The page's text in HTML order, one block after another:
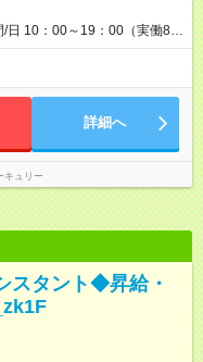
日 10：00～19：00（実働8時
詳細へ
キュリー
スタント◆昇給・